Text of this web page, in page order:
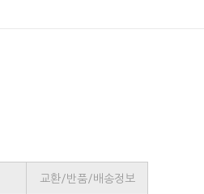
교환/반품/배송정보